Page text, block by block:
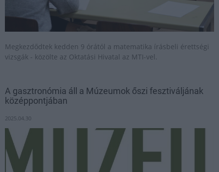
Megkezdődtek kedden 9 órától a matematika írásbeli érettségi
vizsgák - közölte az Oktatási Hivatal az MTI-vel.
A gasztronómia áll a Múzeumok őszi fesztiváljának
középpontjában
2025.04.30